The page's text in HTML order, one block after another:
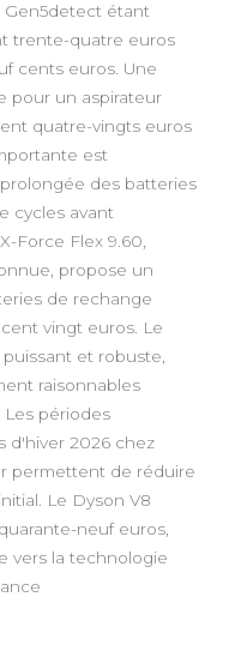
Gen5detect étant
trente-quatre euros
cents euros. Une
pour un aspirateur
quatre-vingts euros
est
des batteries
cycles avant
Force Flex 9.60,
propose un
de rechange
vingt euros. Le
et robuste,
raisonnables
Les périodes
d'hiver 2026 chez
permettent de réduire
Le Dyson V8
neuf euros,
vers la technologie